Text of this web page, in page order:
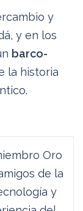
y
y en los
barco-
la historia
Oro
de la
y